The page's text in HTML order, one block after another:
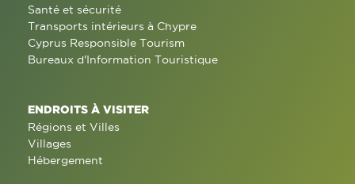
Santé et sécurité
Transports intérieurs à Chypre
Cyprus Responsible Tourism
Bureaux d'Information Touristique
ENDROITS À VISITER
Régions et Villes
Villages
Hébergement